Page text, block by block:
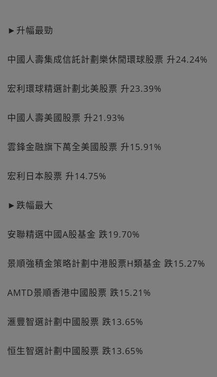
►升幅最勁
中國人壽集成信託計劃樂休閒環球股票 升24.24%
宏利環球精選計劃北美股票 升23.39%
中國人壽美國股票 升21.93%
雲鋒金融旗下萬全美國股票 升15.91%
宏利日本股票 升14.75%
►跌幅最大
安聯精選中國A股基金 跌19.70%
景順強積金策略計劃中港股票H類基金 跌15.27%
AMTD景順香港中國股票 跌15.21%
滙豐智選計劃中國股票 跌13.65%
恒生智選計劃中國股票 跌13.65%